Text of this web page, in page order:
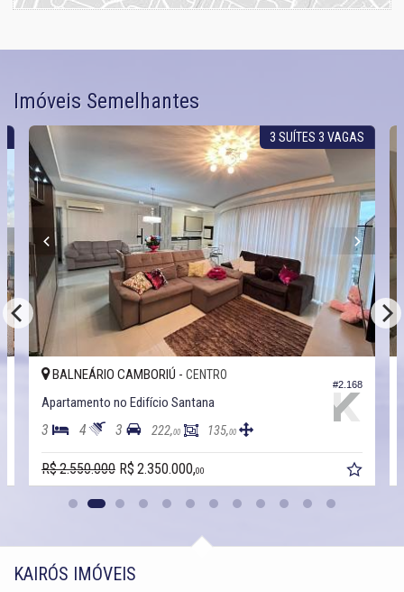
Imóveis Semelhantes
3 SUÍTES 3 VAGAS
#2.168
BALNEÁRIO CAMBORIÚ - CENTRO
Apartamento no Edifício Santana
3 4 3 222,00 135,00
R$ 2.550.000 R$ 2.350.000,00
KAIRÓS IMÓVEIS